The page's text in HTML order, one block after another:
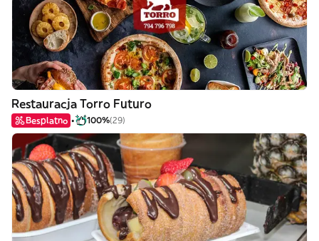
Restauracja Torro Futuro
Besplatno 100%(29)